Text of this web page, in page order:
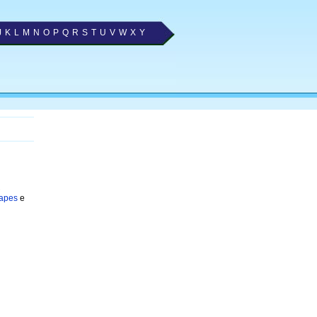
K L M N O P Q R S T U V W X Y
e